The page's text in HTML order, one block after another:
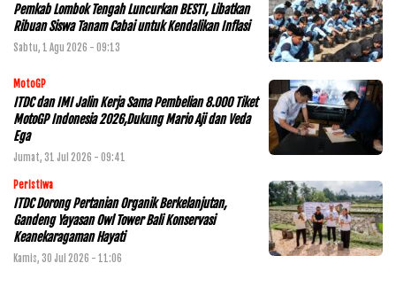
Pemkab Lombok Tengah Luncurkan BESTI, Libatkan
Ribuan Siswa Tanam Cabai untuk Kendalikan Inflasi
Sabtu, 1 Agu 2026 - 09:13
MotoGP
ITDC dan IMI Jalin Kerja Sama Pembelian 8.000 Tiket
MotoGP Indonesia 2026,Dukung Mario Aji dan Veda
Ega
Jumat, 31 Jul 2026 - 09:41
Peristiwa
ITDC Dorong Pertanian Organik Berkelanjutan,
Gandeng Yayasan Owl Tower Bali Konservasi
Keanekaragaman Hayati
Kamis, 30 Jul 2026 - 11:06